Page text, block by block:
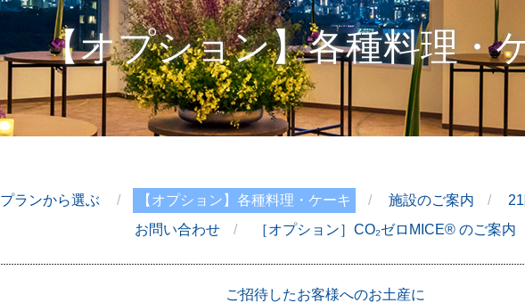
【オプション】各種料理・
プランから選ぶ 【オプション】各種料理・ケーキ 施設のご案内
お問い合わせ
［オプション］CO₂ゼロMICE® のご案内
ご招待したお客様へのお土産に